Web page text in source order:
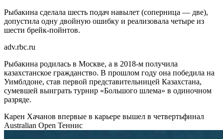
Рыбакина сделала шесть подач навылет (соперница — две),
допустила одну двойную ошибку и реализовала четыре из
шести брейк-пойнтов.
adv.rbc.ru
Рыбакина родилась в Москве, а в 2018-м получила
казахстанское гражданство. В прошлом году она победила на
Уимблдоне, став первой представительницей Казахстана,
сумевшей выиграть турнир «Большого шлема» в одиночном
разряде.
Карен Хачанов впервые в карьере вышел в четвертьфинал
Australian Open Теннис